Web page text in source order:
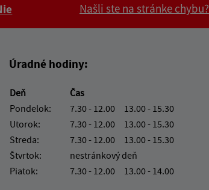
Našli ste na stránke chybu?
Úradné hodiny:
Deň
Čas
Pondelok:
7.30 - 12.00 13.00 - 15.30
Utorok:
7.30 - 12.00 13.00 - 15.30
Streda:
7.30 - 12.00 13.00 - 15.30
Štvrtok:
nestránkový deň
Piatok:
7.30 - 12.00 13.00 - 14.00